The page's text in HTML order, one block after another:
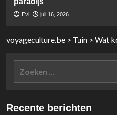
paradijs
Evi juli 16, 2026
voyageculture.be> Tuin> Wat
Recente berichten